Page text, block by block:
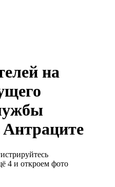
на
Антраците
4 и откроем фото